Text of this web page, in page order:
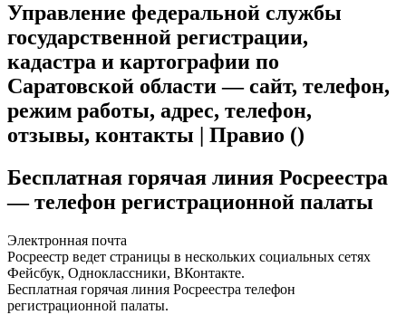
Управление федеральной службы
государственной регистрации,
кадастра и картографии по
Саратовской области — сайт, телефон,
режим работы, адрес, телефон,
отзывы, контакты | Правио ()
Бесплатная горячая линия Росреестра
— телефон регистрационной палаты
Электронная почта
Росреестр ведет страницы в нескольких социальных сетях
Фейсбук, Одноклассники, ВКонтакте.
Бесплатная горячая линия Росреестра телефон
регистрационной палаты.